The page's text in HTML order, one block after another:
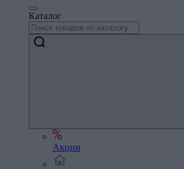
Каталог
Акции